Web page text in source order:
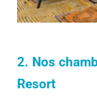
2. Nos
Resort